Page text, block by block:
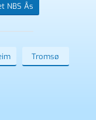
NBS Ås
Tromsø